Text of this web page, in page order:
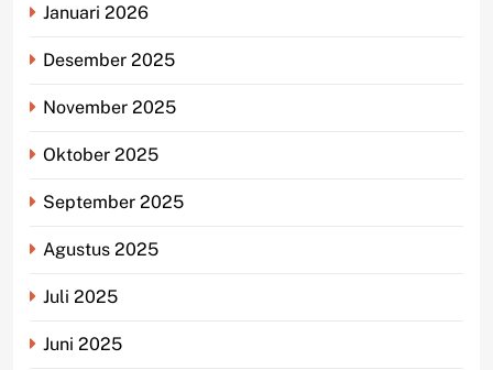
Januari 2026
Desember 2025
November 2025
Oktober 2025
September 2025
Agustus 2025
Juli 2025
Juni 2025